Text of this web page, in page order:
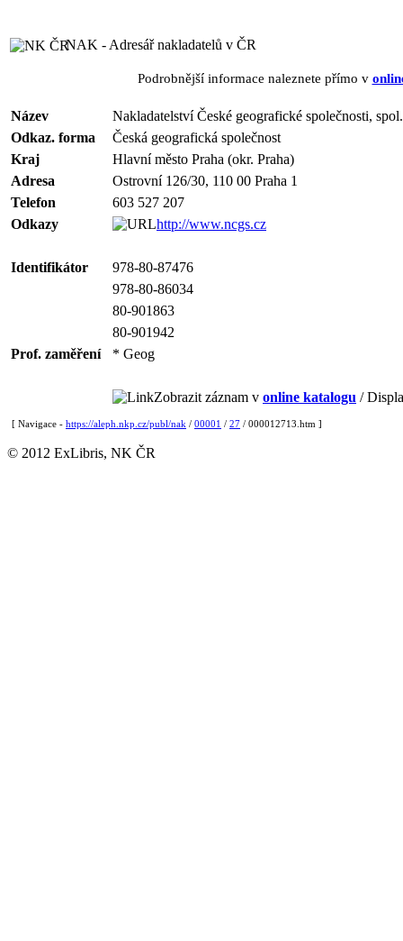
NAK - Adresář nakladatelů v ČR
Podrobnější informace naleznete přímo v
Název
Nakladatelství České geografické společnosti,
Odkaz. forma
Česká geografická společnost
Kraj
Hlavní město Praha (okr. Praha)
Adresa
Ostrovní 126/30, 110 00 Praha 1
Telefon
603 527 207
Odkazy
http://www.ncgs.cz
Identifikátor
978-80-87476
978-80-86034
80-901863
80-901942
Prof. zaměření
* Geog
Zobrazit záznam v online katalogu /
[ Navigace - https://aleph.nkp.cz/publ/nak / 00001 / 27 / 000012713.htm ]
© 2012 ExLibris, NK ČR